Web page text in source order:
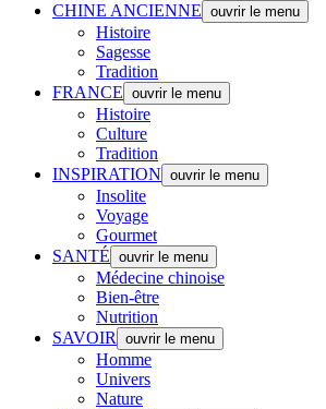
CHINE ANCIENNE ouvrir le menu
Histoire
Sagesse
Tradition
FRANCE ouvrir le menu
Histoire
Culture
Tradition
INSPIRATION ouvrir le menu
Insolite
Voyage
Gourmet
SANTÉ ouvrir le menu
Médecine chinoise
Bien-être
Nutrition
SAVOIR
ouvrir le menu
Homme
Univers
Nature